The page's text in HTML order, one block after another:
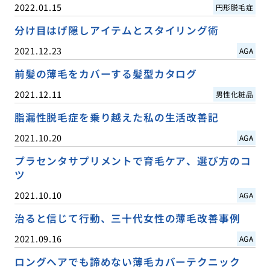
2022.01.15 円形脱毛症
分け目はげ隠しアイテムとスタイリング術
2021.12.23 AGA
前髪の薄毛をカバーする髪型カタログ
2021.12.11 男性化粧品
脂漏性脱毛症を乗り越えた私の生活改善記
2021.10.20 AGA
プラセンタサプリメントで育毛ケア、選び方のコ
ツ
2021.10.10 AGA
治ると信じて行動、三十代女性の薄毛改善事例
2021.09.16 AGA
ロングヘアでも諦めない薄毛カバーテクニック